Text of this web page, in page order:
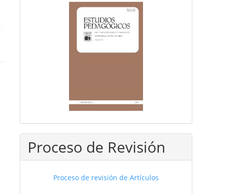
Proceso de Revisión
Proceso de revisión de Artículos